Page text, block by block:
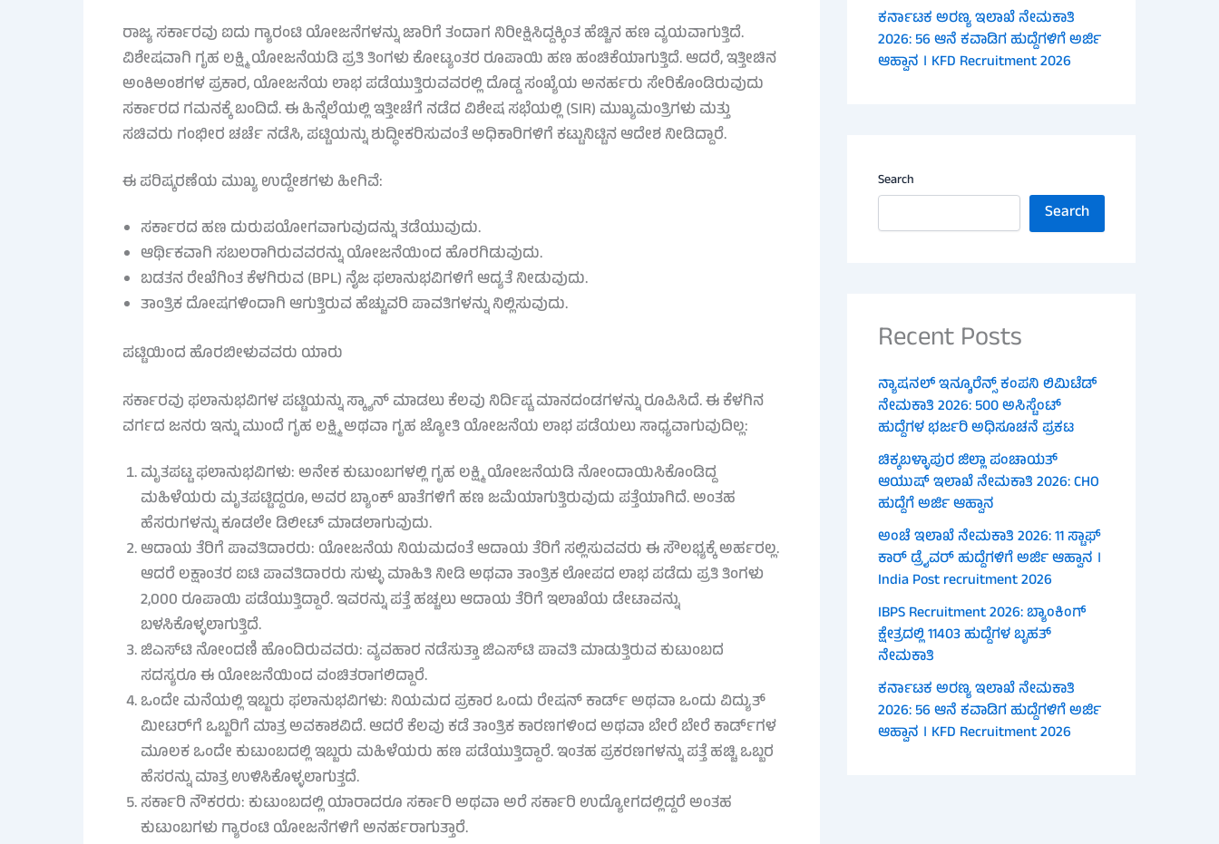
ರಾಜ್ಯ ಸರ್ಕಾರವು ಐದು ಗ್ಯಾರಂಟಿ ಯೋಜನೆಗಳನ್ನು ಜಾರಿಗೆ ತಂದಾಗ ನಿರೀಕ್ಷಿಸಿದ್ದಕ್ಕಿಂತ ಹೆಚ್ಚಿನ ಹಣ ವ್ಯಯವಾಗುತ್ತಿದೆ.
ವಿಶೇಷವಾಗಿ ಗೃಹ ಲಕ್ಷ್ಮಿ ಯೋಜನೆಯಡಿ ಪ್ರತಿ ತಿಂಗಳು ಕೋಟ್ಯಂತರ ರೂಪಾಯಿ ಹಣ ಹಂಚಿಕೆಯಾಗುತ್ತಿದೆ. ಆದರೆ, ಇತ್ತೀಚಿನ
ಅಂಕಿಅಂಶಗಳ ಪ್ರಕಾರ, ಯೋಜನೆಯ ಲಾಭ ಪಡೆಯುತ್ತಿರುವವರಲ್ಲಿ ದೊಡ್ಡ ಸಂಖ್ಯೆಯ ಅನರ್ಹರು ಸೇರಿಕೊಂಡಿರುವುದು
ಸರ್ಕಾರದ ಗಮನಕ್ಕೆ ಬಂದಿದೆ. ಈ ಹಿನ್ನೆಲೆಯಲ್ಲಿ ಇತ್ತೀಚೆಗೆ ನಡೆದ ವಿಶೇಷ ಸಭೆಯಲ್ಲಿ (SIR) ಮುಖ್ಯಮಂತ್ರಿಗಳು ಮತ್ತು
ಸಚಿವರು ಗಂಭೀರ ಚರ್ಚೆ ನಡೆಸಿ, ಪಟ್ಟಿಯನ್ನು ಶುದ್ಧೀಕರಿಸುವಂತೆ ಅಧಿಕಾರಿಗಳಿಗೆ ಕಟ್ಟುನಿಟ್ಟಿನ ಆದೇಶ ನೀಡಿದ್ದಾರೆ.
ಈ ಪರಿಷ್ಕರಣೆಯ ಮುಖ್ಯ ಉದ್ದೇಶಗಳು ಹೀಗಿವೆ:
ಸರ್ಕಾರದ ಹಣ ದುರುಪಯೋಗವಾಗುವುದನ್ನು ತಡೆಯುವುದು.
ಆರ್ಥಿಕವಾಗಿ ಸಬಲರಾಗಿರುವವರನ್ನು ಯೋಜನೆಯಿಂದ ಹೊರಗಿಡುವುದು.
ಬಡತನ ರೇಖೆಗಿಂತ ಕೆಳಗಿರುವ (BPL) ನೈಜ ಫಲಾನುಭವಿಗಳಿಗೆ ಆದ್ಯತೆ ನೀಡುವುದು.
ತಾಂತ್ರಿಕ ದೋಷಗಳಿಂದಾಗಿ ಆಗುತ್ತಿರುವ ಹೆಚ್ಚುವರಿ ಪಾವತಿಗಳನ್ನು ನಿಲ್ಲಿಸುವುದು.
ಪಟ್ಟಿಯಿಂದ ಹೊರಬೀಳುವವರು ಯಾರು
ಸರ್ಕಾರವು ಫಲಾನುಭವಿಗಳ ಪಟ್ಟಿಯನ್ನು ಸ್ಕ್ಯಾನ್ ಮಾಡಲು ಕೆಲವು ನಿರ್ದಿಷ್ಟ ಮಾನದಂಡಗಳನ್ನು ರೂಪಿಸಿದೆ. ಈ ಕೆಳಗಿನ
ವರ್ಗದ ಜನರು ಇನ್ನು ಮುಂದೆ ಗೃಹ ಲಕ್ಷ್ಮಿ ಅಥವಾ ಗೃಹ ಜ್ಯೋತಿ ಯೋಜನೆಯ ಲಾಭ ಪಡೆಯಲು ಸಾಧ್ಯವಾಗುವುದಿಲ್ಲ:
ಮೃತಪಟ್ಟ ಫಲಾನುಭವಿಗಳು: ಅನೇಕ ಕುಟುಂಬಗಳಲ್ಲಿ ಗೃಹ ಲಕ್ಷ್ಮಿ ಯೋಜನೆಯಡಿ ನೋಂದಾಯಿಸಿಕೊಂಡಿದ್ದ
ಮಹಿಳೆಯರು ಮೃತಪಟ್ಟಿದ್ದರೂ, ಅವರ ಬ್ಯಾಂಕ್ ಖಾತೆಗಳಿಗೆ ಹಣ ಜಮೆಯಾಗುತ್ತಿರುವುದು ಪತ್ತೆಯಾಗಿದೆ. ಅಂತಹ
ಹೆಸರುಗಳನ್ನು ಕೂಡಲೇ ಡಿಲೀಟ್ ಮಾಡಲಾಗುವುದು.
ಆದಾಯ ತೆರಿಗೆ ಪಾವತಿದಾರರು: ಯೋಜನೆಯ ನಿಯಮದಂತೆ ಆದಾಯ ತೆರಿಗೆ ಸಲ್ಲಿಸುವವರು ಈ ಸೌಲಭ್ಯಕ್ಕೆ ಅರ್ಹರಲ್ಲ.
ಆದರೆ ಲಕ್ಷಾಂತರ ಐಟಿ ಪಾವತಿದಾರರು ಸುಳ್ಳು ಮಾಹಿತಿ ನೀಡಿ ಅಥವಾ ತಾಂತ್ರಿಕ ಲೋಪದ ಲಾಭ ಪಡೆದು ಪ್ರತಿ ತಿಂಗಳು
2,000 ರೂಪಾಯಿ ಪಡೆಯುತ್ತಿದ್ದಾರೆ. ಇವರನ್ನು ಪತ್ತೆ ಹಚ್ಚಲು ಆದಾಯ ತೆರಿಗೆ ಇಲಾಖೆಯ ಡೇಟಾವನ್ನು
ಬಳಸಿಕೊಳ್ಳಲಾಗುತ್ತಿದೆ.
ಜಿಎಸ್‌ಟಿ ನೋಂದಣಿ ಹೊಂದಿರುವವರು: ವ್ಯವಹಾರ ನಡೆಸುತ್ತಾ ಜಿಎಸ್‌ಟಿ ಪಾವತಿ ಮಾಡುತ್ತಿರುವ ಕುಟುಂಬದ
ಸದಸ್ಯರೂ ಈ ಯೋಜನೆಯಿಂದ ವಂಚಿತರಾಗಲಿದ್ದಾರೆ.
ಒಂದೇ ಮನೆಯಲ್ಲಿ ಇಬ್ಬರು ಫಲಾನುಭವಿಗಳು: ನಿಯಮದ ಪ್ರಕಾರ ಒಂದು ರೇಷನ್ ಕಾರ್ಡ್ ಅಥವಾ ಒಂದು ವಿದ್ಯುತ್
ಮೀಟರ್‌ಗೆ ಒಬ್ಬರಿಗೆ ಮಾತ್ರ ಅವಕಾಶವಿದೆ. ಆದರೆ ಕೆಲವು ಕಡೆ ತಾಂತ್ರಿಕ ಕಾರಣಗಳಿಂದ ಅಥವಾ ಬೇರೆ ಬೇರೆ ಕಾರ್ಡ್‌ಗಳ
ಮೂಲಕ ಒಂದೇ ಕುಟುಂಬದಲ್ಲಿ ಇಬ್ಬರು ಮಹಿಳೆಯರು ಹಣ ಪಡೆಯುತ್ತಿದ್ದಾರೆ. ಇಂತಹ ಪ್ರಕರಣಗಳನ್ನು ಪತ್ತೆ ಹಚ್ಚಿ ಒಬ್ಬರ
ಹೆಸರನ್ನು ಮಾತ್ರ ಉಳಿಸಿಕೊಳ್ಳಲಾಗುತ್ತದೆ.
ಸರ್ಕಾರಿ ನೌಕರರು: ಕುಟುಂಬದಲ್ಲಿ ಯಾರಾದರೂ ಸರ್ಕಾರಿ ಅಥವಾ ಅರೆ ಸರ್ಕಾರಿ ಉದ್ಯೋಗದಲ್ಲಿದ್ದರೆ ಅಂತಹ
ಕುಟುಂಬಗಳು ಗ್ಯಾರಂಟಿ ಯೋಜನೆಗಳಿಗೆ ಅನರ್ಹರಾಗುತ್ತಾರೆ.
ಕರ್ನಾಟಕ ಅರಣ್ಯ ಇಲಾಖೆ ನೇಮಕಾತಿ
2026: 56 ಆನೆ ಕವಾಡಿಗ ಹುದ್ದೆಗಳಿಗೆ ಅರ್ಜಿ
ಆಹ್ವಾನ । KFD Recruitment 2026
Search
Search
Recent Posts
ನ್ಯಾಷನಲ್ ಇನ್ಶೂರೆನ್ಸ್ ಕಂಪನಿ ಲಿಮಿಟೆಡ್
ನೇಮಕಾತಿ 2026: 500 ಅಸಿಸ್ಟೆಂಟ್
ಹುದ್ದೆಗಳ ಭರ್ಜರಿ ಅಧಿಸೂಚನೆ ಪ್ರಕಟ
ಚಿಕ್ಕಬಳ್ಳಾಪುರ ಜಿಲ್ಲಾ ಪಂಚಾಯತ್
ಆಯುಷ್ ಇಲಾಖೆ ನೇಮಕಾತಿ 2026: CHO
ಹುದ್ದೆಗೆ ಅರ್ಜಿ ಆಹ್ವಾನ
ಅಂಚೆ ಇಲಾಖೆ ನೇಮಕಾತಿ 2026: 11 ಸ್ಟಾಫ್
ಕಾರ್ ಡ್ರೈವರ್ ಹುದ್ದೆಗಳಿಗೆ ಅರ್ಜಿ ಆಹ್ವಾನ ।
India Post recruitment 2026
IBPS Recruitment 2026: ಬ್ಯಾಂಕಿಂಗ್
ಕ್ಷೇತ್ರದಲ್ಲಿ 11403 ಹುದ್ದೆಗಳ ಬೃಹತ್
ನೇಮಕಾತಿ
ಕರ್ನಾಟಕ ಅರಣ್ಯ ಇಲಾಖೆ ನೇಮಕಾತಿ
2026: 56 ಆನೆ ಕವಾಡಿಗ ಹುದ್ದೆಗಳಿಗೆ ಅರ್ಜಿ
ಆಹ್ವಾನ । KFD Recruitment 2026